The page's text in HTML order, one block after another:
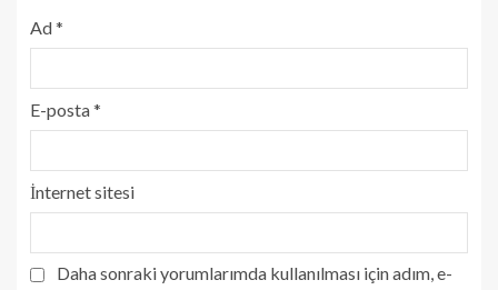
Ad*
E-posta*
İnternet sitesi
Daha sonraki yorumlarımda kullanılması için adım, e-